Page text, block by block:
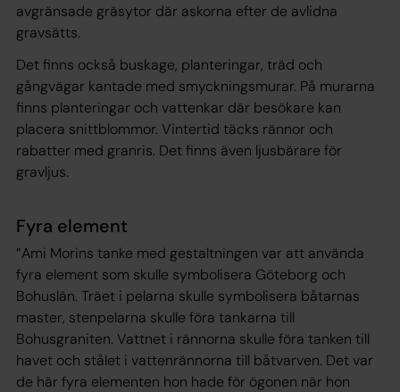
avgränsade gräsytor där askorna efter de avlidna
gravsätts.
Det finns också buskage, planteringar, träd och
gångvägar kantade med smyckningsmurar. På murarna
finns planteringar och vattenkar där besökare kan
placera snittblommor. Vintertid täcks rännor och
rabatter med granris. Det finns även ljusbärare för
gravljus.
Fyra element
”Ami Morins tanke med gestaltningen var att använda
fyra element som skulle symbolisera Göteborg och
Bohuslän. Träet i pelarna skulle symbolisera båtarnas
master, stenpelarna skulle föra tankarna till
Bohusgraniten. Vattnet i rännorna skulle föra tanken till
havet och stålet i vattenrännorna till båtvarven. Det var
de här fyra elementen hon hade för ögonen när hon